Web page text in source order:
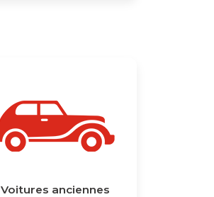
Voitures anciennes